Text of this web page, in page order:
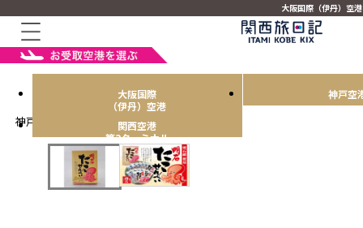
大阪国際（伊丹）空
大阪国際
（伊丹）空港
神戸空
関西空港
第2ターミナル
神戸樽五